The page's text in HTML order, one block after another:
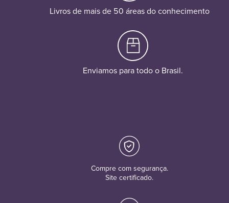
Livros de mais de 50 áreas do conhecimento
Enviamos para todo o Brasil.
Compre com segurança.
Site certificado.